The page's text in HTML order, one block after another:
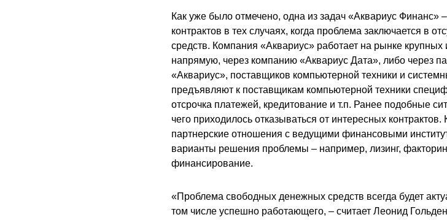
Как уже было отмечено, одна из задач «Аквариус Финанс»
контрактов в тех случаях, когда проблема заключается в
средств. Компания «Аквариус» работает на рынке крупных
напрямую, через компанию «Аквариус Дата», либо через
«Аквариус», поставщиков компьютерной техники и
предъявляют к поставщикам компьютерной техники
отсрочка платежей, кредитование и т.п. Ранее подобные
чего приходилось отказываться от интересных
партнерские отношения с ведущими финансовыми
варианты решения проблемы – например, лизинг,
финансирование.
«Проблема свободных денежных средств всегда будет
том числе успешно работающего, – считает Леонид